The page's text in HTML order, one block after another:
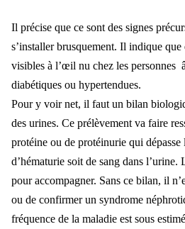
Il précise que ce sont des signes
s’installer brusquement. Il indique que
visibles à l’œil nu chez les personnes
diabétiques ou hypertendues.
Pour y voir net, il faut un bilan
des urines. Ce prélèvement va faire
protéine ou de protéinurie qui dépasse
d’hématurie soit de sang dans l’urine.
pour accompagner. Sans ce bilan, il
ou de confirmer un syndrome
fréquence de la maladie est sous